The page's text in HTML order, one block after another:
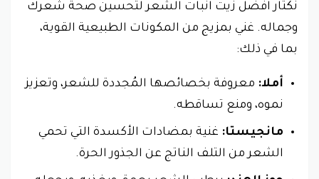
نكتار افضل زيت انبات الشعر لتحسين صحة شعرك
وجماله. غني بمزيج من المكونات الطبيعية القوية،
بما في ذلك:
أملا: معروفة بخصائصها المُجددة للشعر، وتعزيز
نموه، ومنع تساقطه.
مانجيستا: غنية بمضادات الأكسدة التي تحمي
الشعر من التلف الناتج عن الجذور الحرة.